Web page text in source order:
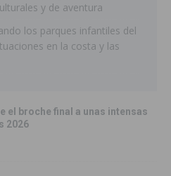
y de aventura
los parques infantiles del
en la costa y las
el broche final a unas intensas
2026